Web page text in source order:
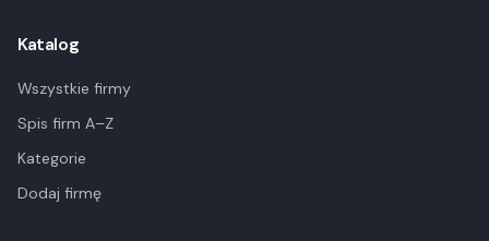
Katalog
Wszystkie firmy
Spis firm A–Z
Kategorie
Dodaj firmę